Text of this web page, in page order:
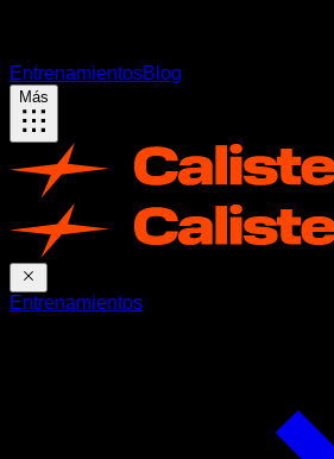
EntrenamientosBlog
Más
Entrenamientos